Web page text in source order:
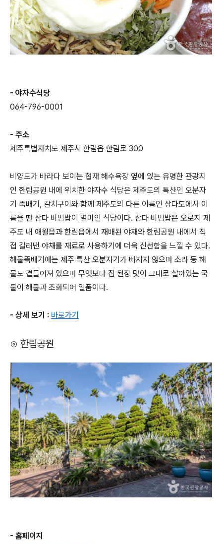
- 야자수식당
064-796-0001
- 주소
제주특별자치도 제주시 한림읍 한림로 300
비양도가 바라다 보이는 협재 해수욕장 옆에 있는 유명한 관광지
인 한림공원 내에 위치한 야자수 식당은 제주도의 특산인 오분자
기 뚝배기, 갈치구이와 함께 제주도의 다른 이름인 삼다도에서 이
름을 딴 삼다 비빔밥이 별미인 식당이다. 삼다 비빔밥은 오로지 제
주도 내 애월읍과 한림읍에서 재배된 야채와 한림공원 내에서 직
접 길러낸 야채를 재료로 사용하기에 더욱 신선함을 느낄 수 있다.
해물뚝배기에는 제주 특산 오분자기가 빠지지 않으며 소라 등 해
물도 곁들여져 있으며 무엇보다 집 된장 맛이 그대로 살아있는 국
물이 해물과 조화되어 일품이다.
- 상세 보기 : 바로가기
⊙ 한림공원
- 홈페이지